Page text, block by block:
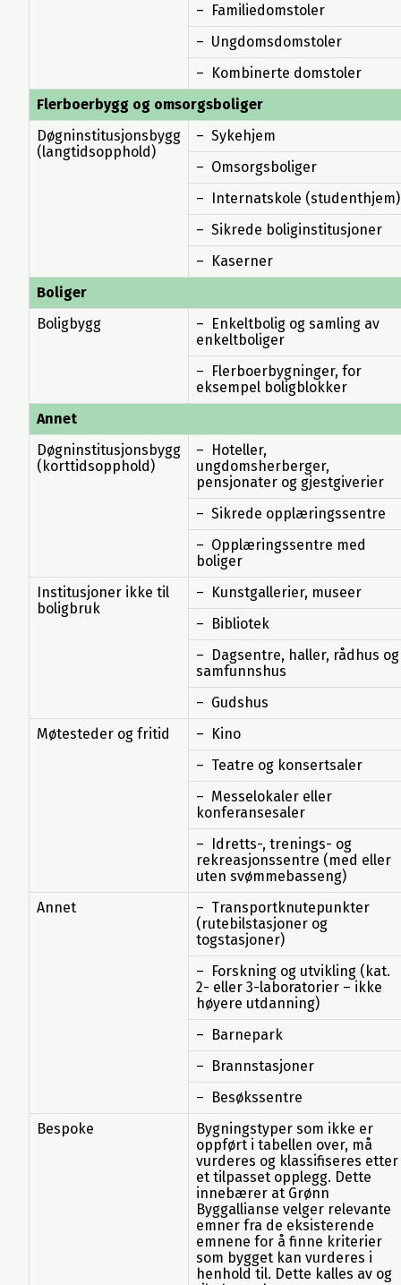
– Familiedomstoler
– Ungdomsdomstoler
– Kombinerte domstoler
Flerboerbygg og omsorgsboliger
Døgninstitusjonsbygg
(langtidsopphold)
– Sykehjem
– Omsorgsboliger
– Internatskole (studenthjem)
– Sikrede boliginstitusjoner
– Kaserner
Boliger
Boligbygg
– Enkeltbolig og samling av
enkeltboliger
– Flerboerbygninger, for
eksempel boligblokker
Annet
Døgninstitusjonsbygg
(korttidsopphold)
– Hoteller,
ungdomsherberger,
pensjonater og gjestgiverier
– Sikrede opplæringssentre
– Opplæringssentre med
boliger
Institusjoner ikke til
boligbruk
– Kunstgallerier, museer
– Bibliotek
– Dagsentre, haller, rådhus og
samfunnshus
– Gudshus
Møtesteder og fritid
– Kino
– Teatre og konsertsaler
– Messelokaler eller
konferansesaler
– Idretts-, trenings- og
rekreasjonssentre (med eller
uten svømmebasseng)
Annet
– Transportknutepunkter
(rutebilstasjoner og
togstasjoner)
– Forskning og utvikling (kat.
2- eller 3-laboratorier – ikke
høyere utdanning)
– Barnepark
– Brannstasjoner
– Besøkssentre
Bespoke
Bygningstyper som ikke er
oppført i tabellen over, må
vurderes og klassifiseres etter
et tilpasset opplegg. Dette
innebærer at Grønn
Byggallianse velger relevante
emner fra de eksisterende
emnene for å finne kriterier
som bygget kan vurderes i
henhold til. Dette kalles av og